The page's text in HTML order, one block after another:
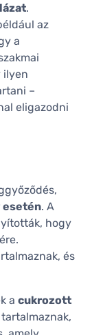
.
az
a
ilyen
–
eligazodni
esetén. A
hogy
és
a cukrozott